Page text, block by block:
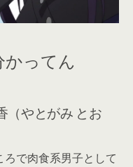
かってん
（やとがみ とお
で肉食系男子として